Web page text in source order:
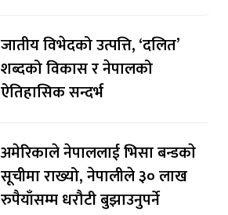
जातीय विभेदको उत्पत्ति, ‘दलित’
शब्दको विकास र नेपालको
ऐतिहासिक सन्दर्भ
अमेरिकाले नेपाललाई भिसा बन्डकाे
सूचीमा राख्यो, नेपालीले ३० लाख
रुपैयाँसम्म धरौटी बुझाउनुपर्ने